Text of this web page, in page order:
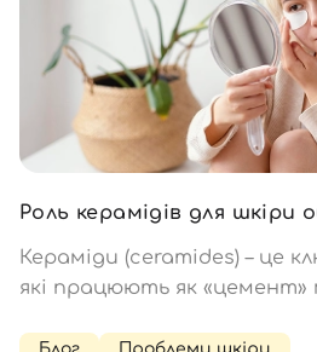
Роль керамідів для шкіри
Кераміди (ceramides) – це
які працюють як «цемент»